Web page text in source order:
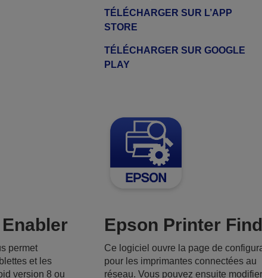
TÉLÉCHARGER SUR L’APP
STORE
TÉLÉCHARGER SUR GOOGLE
PLAY
permet
et les
version 8 ou
Epson Printer
Ce logiciel ouvre la page de
pour les imprimantes connectées au
réseau. Vous pouvez ensuite